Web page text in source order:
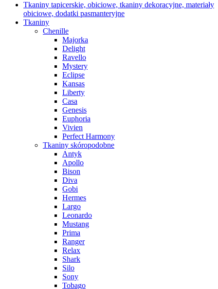
Tkaniny tapicerskie, obiciowe, tkaniny dekoracyjne, materiały
obiciowe, dodatki pasmanteryjne
Tkaniny
Chenille
Majorka
Delight
Ravello
Mystery
Eclipse
Kansas
Liberty
Casa
Genesis
Euphoria
Vivien
Perfect Harmony
Tkaniny skóropodobne
Antyk
Apollo
Bison
Diva
Gobi
Hermes
Largo
Leonardo
Mustang
Prima
Ranger
Relax
Shark
Silo
Sony
Tobago